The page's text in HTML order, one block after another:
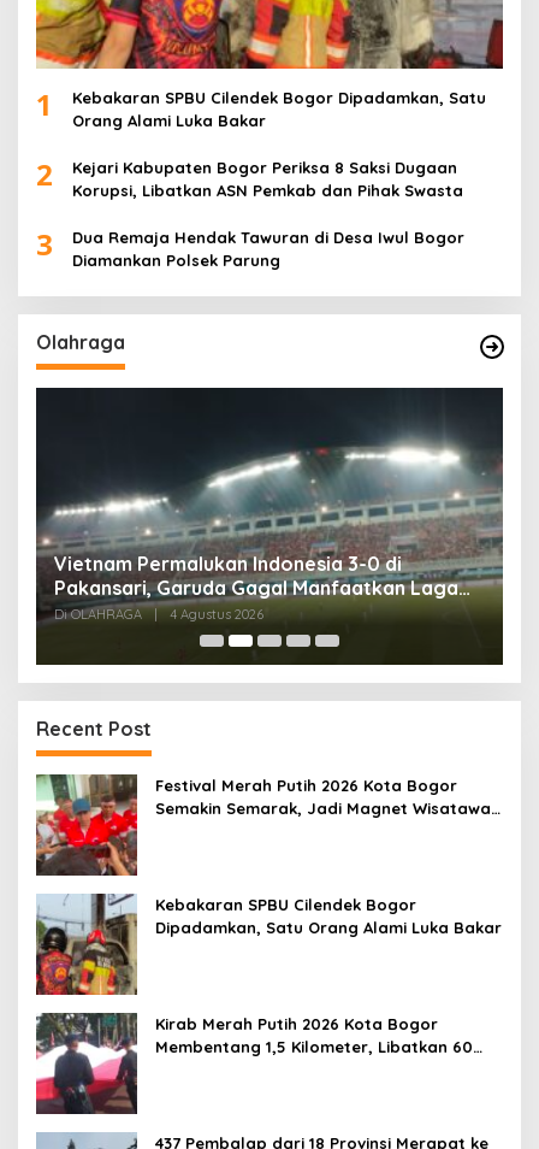
1
Kebakaran SPBU Cilendek Bogor Dipadamkan, Satu
Orang Alami Luka Bakar
2
Kejari Kabupaten Bogor Periksa 8 Saksi Dugaan
Korupsi, Libatkan ASN Pemkab dan Pihak Swasta
3
Dua Remaja Hendak Tawuran di Desa Iwul Bogor
Diamankan Polsek Parung
Olahraga
Tes Fisik Tahap II Jadi Tolok Ukur Kesiapan
525 Atlet Kota Bogor Menuju Porprov Jabar
Di OLAHRAGA | 1 Agustus 2026
Recent Post
Festival Merah Putih 2026 Kota Bogor
Semakin Semarak, Jadi Magnet Wisatawan
Kebakaran SPBU Cilendek Bogor
Dipadamkan, Satu Orang Alami Luka Bakar
Kirab Merah Putih 2026 Kota Bogor
Membentang 1,5 Kilometer, Libatkan 60
437 Pembalap dari 18 Provinsi Merapat ke